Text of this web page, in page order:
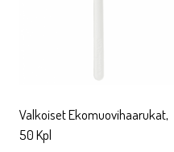
Valkoiset Ekomuovihaarukat,
50 Kpl